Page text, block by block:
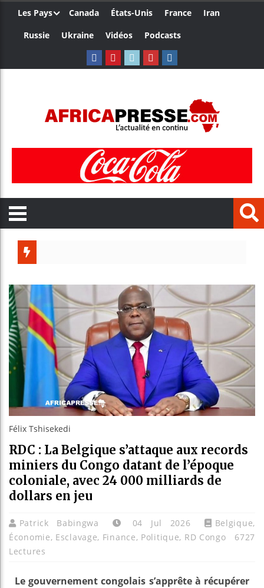
Les Pays Canada États-Unis France
Iran
Russie
Ukraine Vidéos Podcasts
Côte
Ceuta :
Félix Tshisekedi
RDC : La Belgique s’attaque aux records
miniers du Congo datant de l’époque
coloniale, avec 24 000 milliards de
dollars en jeu
Patrick Babingwa 04 Jul 2026 Belgique,
Économie, Esclavage, Finance, Politique, RD Congo
6727
Lectures
Le gouvernement congolais s’apprête à récupérer